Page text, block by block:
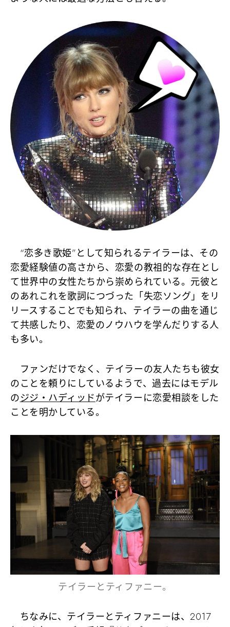
“恋多き歌姫”として知られるテイラーは、その
恋愛経験値の高さから、恋愛の教祖的な存在とし
て世界中の女性たちから崇められている。元彼と
のあれこれを歌詞につづった「失恋ソング」をリ
リースすることでも知られ、テイラーの曲を通じ
て共感したり、恋愛のノウハウを学んだりする人
も多い。
ファンだけでなく、テイラーの友人たちも彼女
のことを頼りにしているようで、過去にはモデル
のジジ・ハディッドがテイラーに恋愛相談をした
ことを明かしている。
テイラーとティファニー。
ちなみに、テイラーとティファニーは、2017